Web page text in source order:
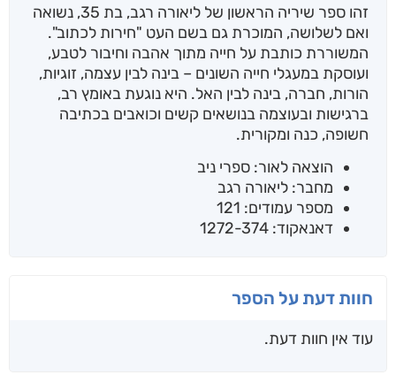
זהו ספר שיריה הראשון של ליאורה רגב, בת 35, נשואה
ואם לשלושה, המוכרת גם בשם העט "חירות לכתוב".
המשוררת כותבת על חייה מתוך אהבה וחיבור לטבע,
ועוסקת במעגלי חייה השונים – בינה לבין עצמה, זוגיות,
הורות, חברה, בינה לבין האל. היא נוגעת באומץ רב,
ברגישות ובעוצמה בנושאים קשים וכואבים בכתיבה
חשופה, כנה ומקורית.
הוצאה לאור: ספרי ניב
מחבר: ליאורה רגב
מספר עמודים: 121
דאנאקוד: 1272-374
חוות דעת על הספר
עוד אין חוות דעת.